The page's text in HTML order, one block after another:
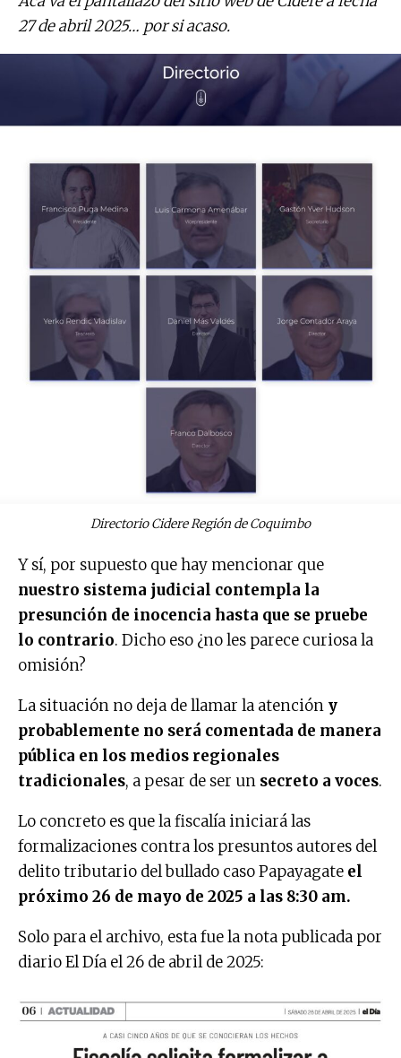
27 de abril 2025… por si acaso.
Directorio Cidere Región de Coquimbo
Y sí, por supuesto que hay mencionar que
nuestro sistema judicial contempla la
presunción de inocencia hasta que se pruebe
lo contrario. Dicho eso ¿no les parece curiosa la
omisión?
La situación no deja de llamar la atención y
probablemente no será comentada de manera
pública en los medios regionales
tradicionales, a pesar de ser un secreto a voces.
Lo concreto es que la fiscalía iniciará las
formalizaciones contra los presuntos autores del
delito tributario del bullado caso Papayagate el
próximo 26 de mayo de 2025 a las 8:30 am.
Solo para el archivo, esta fue la nota publicada por
diario El Día el 26 de abril de 2025: